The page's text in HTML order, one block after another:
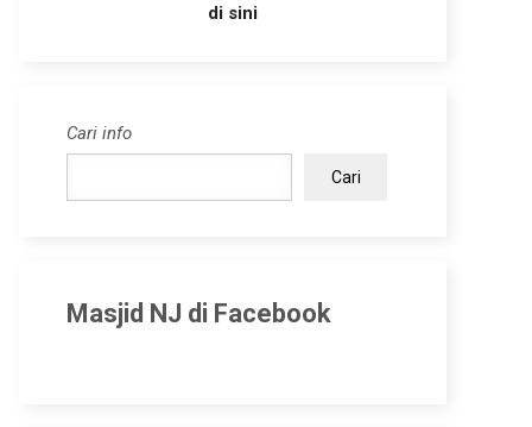
di sini
Cari info
Cari
Masjid NJ di Facebook